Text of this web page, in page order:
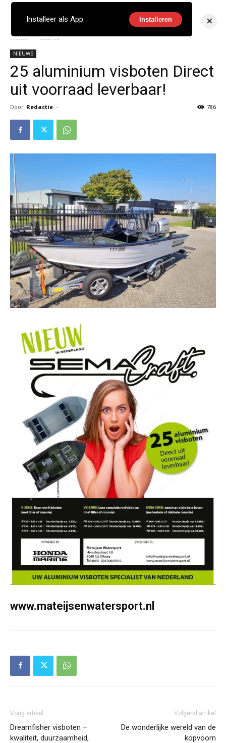
Home NIEUWS
NIEUWS
25 aluminium visboten Direct
uit voorraad leverbaar!
Door Redactie - 786
www.mateijsenwatersport.nl
Vorig artikel
Dreamfisher visboten –
kwaliteit, duurzaamheid,
Volgend artikel
De wonderlijke wereld van de
kopvoorn
Installeer als App Installeren ×